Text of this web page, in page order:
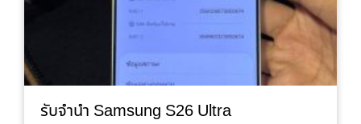
รับจำนำ Samsung S26 Ultra